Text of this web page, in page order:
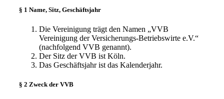
§ 1 Name, Sitz, Geschäftsjahr
Die Vereinigung trägt den Namen „VVB
Vereinigung der Versicherungs-Betriebswirte e.V.“
(nachfolgend VVB genannt).
Der Sitz der VVB ist Köln.
Das Geschäftsjahr ist das Kalenderjahr.
§ 2 Zweck der VVB